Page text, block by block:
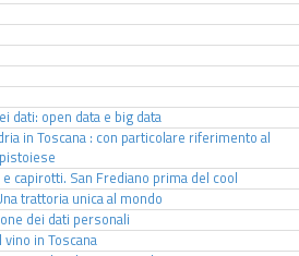
dati: open data e big data
in Toscana : con particolare riferimento al
capirotti. San Frediano prima del cool
trattoria unica al mondo
dei dati personali
vino in Toscana